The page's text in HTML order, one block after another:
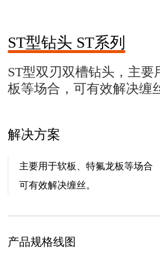
ST型钻头 ST系列
ST型双刃双槽钻头，主要
板等场合，可有效解决缠
解决方案
主要⽤于软板、特氟⻰板等场合
可有效解决缠丝。
产品规格线图